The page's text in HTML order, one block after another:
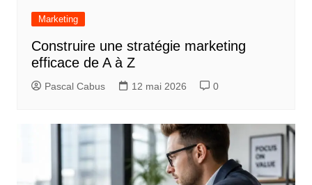
Marketing
Construire une stratégie marketing
efficace de A à Z
Pascal Cabus 12 mai 2026 0